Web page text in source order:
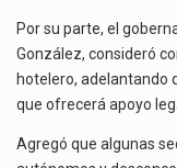
Por su parte, el
González, consideró
hotelero, adelantando
que ofrecerá apoyo
Agregó que algunas